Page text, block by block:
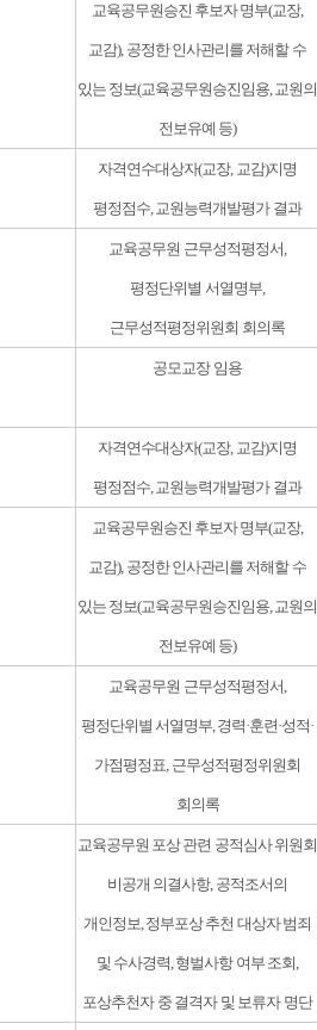
교육공무원승진 후보자 명부(교장,
교감), 공정한 인사관리를 저해할 수
있는 정보(교육공무원승진임용, 교원의
전보유예 등)
자격연수대상자(교장, 교감)지명
평정점수, 교원능력개발평가 결과
교육공무원 근무성적평정서,
평정단위별 서열명부,
근무성적평정위원회 회의록
공모교장 임용
자격연수대상자(교장, 교감)지명
평정점수, 교원능력개발평가 결과
교육공무원승진 후보자 명부(교장,
교감), 공정한 인사관리를 저해할 수
있는 정보(교육공무원승진임용, 교원의
전보유예 등)
교육공무원 근무성적평정서,
평정단위별 서열명부, 경력·훈련·성적·
가점평정표, 근무성적평정위원회
회의록
교육공무원 포상 관련 공적심사 위원회
비공개 의결사항, 공적조서의
개인정보, 정부포상 추천 대상자 범죄
및 수사경력, 형벌사항 여부 조회,
포상추천자 중 결격자 및 보류자 명단